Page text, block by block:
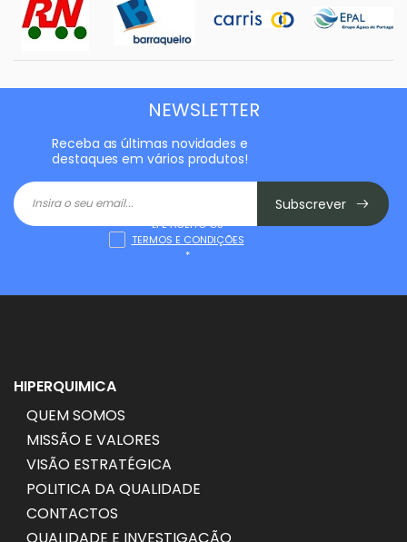
NEWSLETTER
Receba as últimas novidades e
destaques em vários produtos!
Subscrever
LI E ACEITO OS
TERMOS E CONDIÇÕES
*
HIPERQUIMICA
QUEM SOMOS
MISSÃO E VALORES
VISÃO ESTRATÉGICA
POLITICA DA QUALIDADE
CONTACTOS
QUALIDADE E INVESTIGAÇÃO